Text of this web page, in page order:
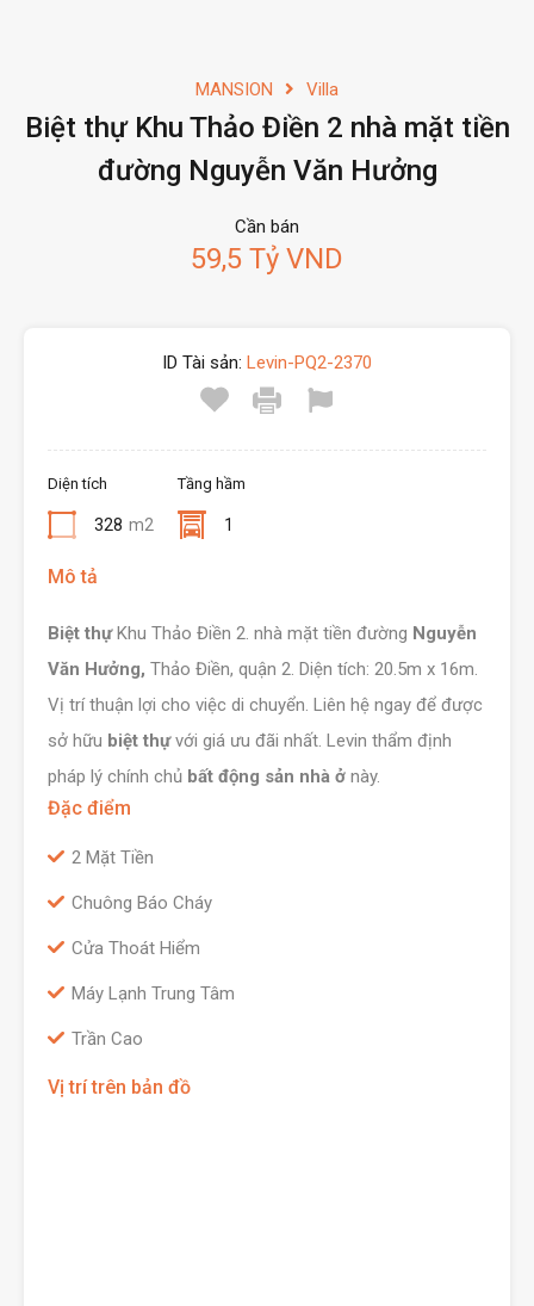
MANSION Villa
Biệt thự Khu Thảo Điền 2 nhà mặt tiền
đường Nguyễn Văn Hưởng
Cần bán
59,5 Tỷ VND
ID Tài sản: Levin-PQ2-2370
Diện tích
328 m2
Tầng hầm
1
Mô tả
Biệt thựKhu Thảo Điền 2. nhà mặt tiền đường Nguyễn
Văn Hưởng, Thảo Điền, quận 2. Diện tích: 20.5m x 16m.
Vị trí thuận lợi cho việc di chuyển. Liên hệ ngay để được
sở hữu biệt thựvới giá ưu đãi nhất. Levin thẩm định
pháp lý chính chủ bất động sản nhà ở này.
Đặc điểm
2 Mặt Tiền
Chuông Báo Cháy
Cửa Thoát Hiểm
Máy Lạnh Trung Tâm
Trần Cao
Vị trí trên bản đồ